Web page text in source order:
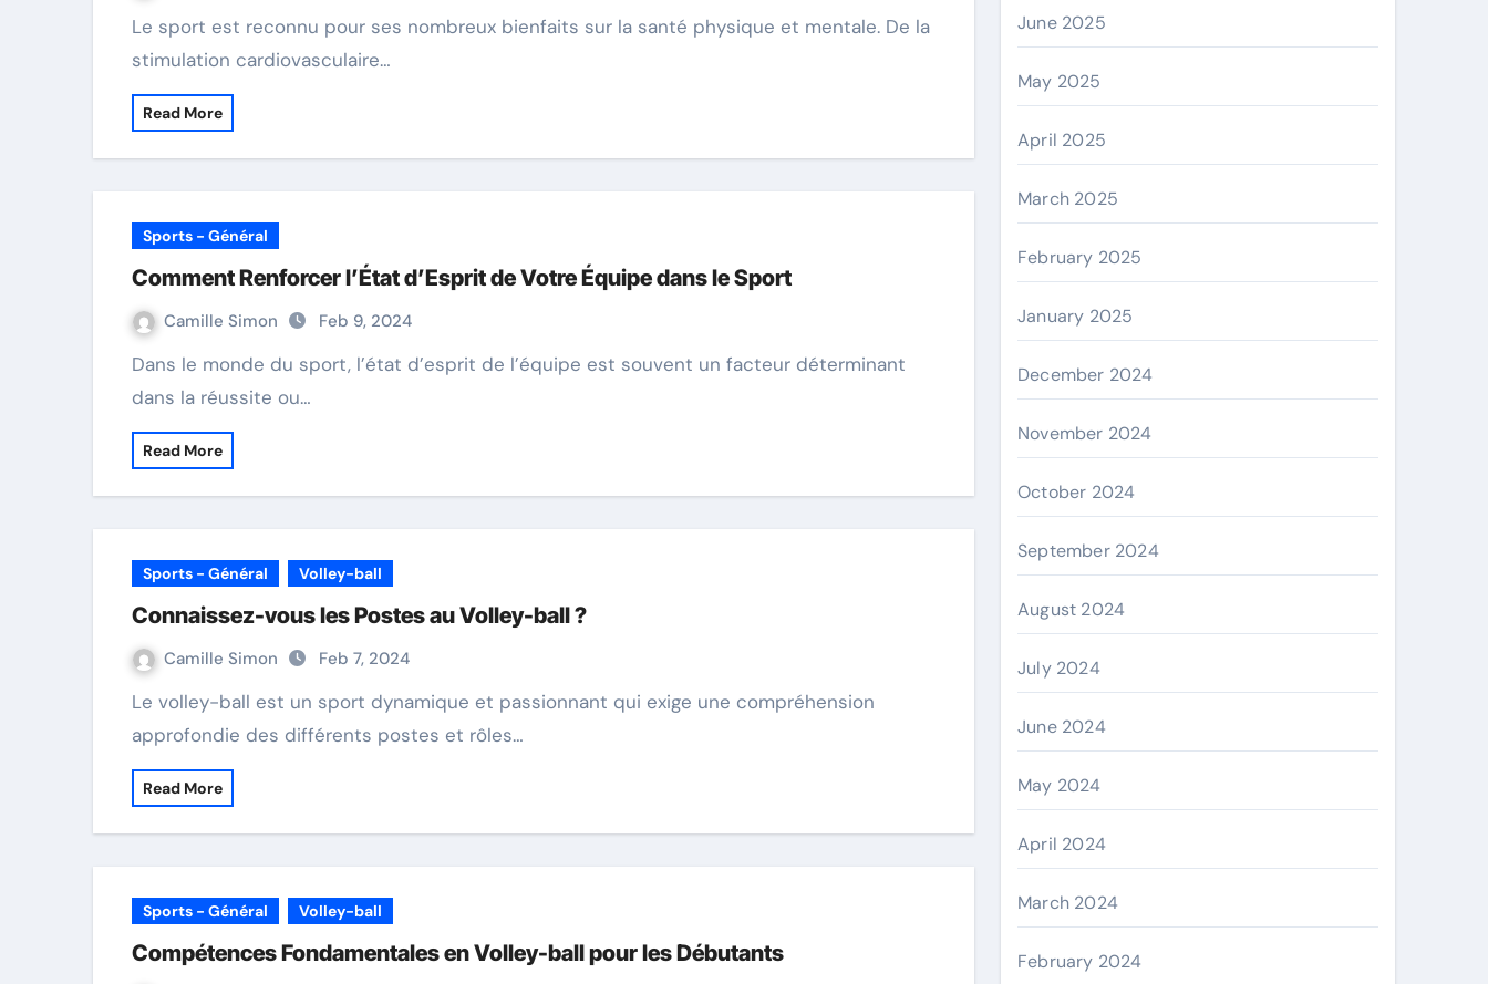
Le sport est reconnu pour ses nombreux bienfaits sur la santé physique et mentale. De la
stimulation cardiovasculaire…
Read More
Sports - Général
Comment Renforcer l’État d’Esprit de Votre Équipe dans le Sport
Camille Simon Feb 9, 2024
Dans le monde du sport, l’état d’esprit de l’équipe est souvent un facteur déterminant
dans la réussite ou…
Read More
Sports - Général Volley-ball
Connaissez-vous les Postes au Volley-ball ?
Camille Simon Feb 7, 2024
Le volley-ball est un sport dynamique et passionnant qui exige une compréhension
approfondie des différents postes et rôles…
Read More
Sports - Général Volley-ball
Compétences Fondamentales en Volley-ball pour les Débutants
June 2025
May 2025
April 2025
March 2025
February 2025
January 2025
December 2024
November 2024
October 2024
September 2024
August 2024
July 2024
June 2024
May 2024
April 2024
March 2024
February 2024